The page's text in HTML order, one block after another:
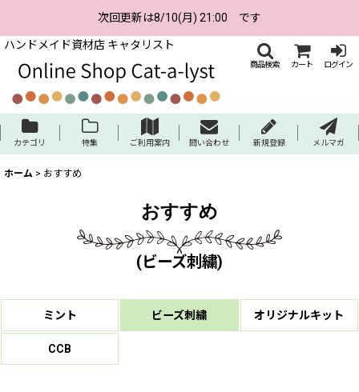
次回更新は8/10(月) 21:00 です
ハンドメイド資材店 キャタリスト
商品検索 カート ログイン
カテゴリ 特集 ご利用案内 問い合わせ 新規登録 メルマガ
ホーム > おすすめ
おすすめ
(ビーズ刺繍)
ミント ビーズ刺繍 オリジナルキット
CCB